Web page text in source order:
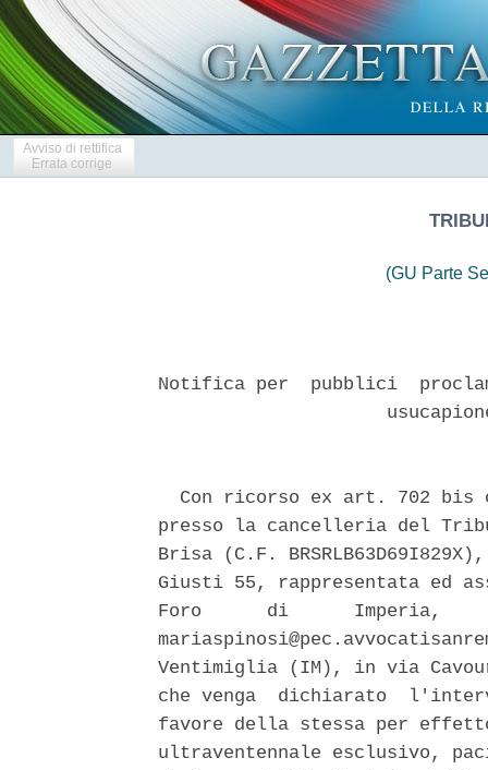
Avviso di rettifica
Errata corrige
(GU Parte
Notifica per  pubblici
Con ricorso ex art. 702 bis
presso la cancelleria del
Brisa (C.F.
Giusti 55, rappresentata ed
Foro      di      Imperia,
Ventimiglia (IM), in via
che venga  dichiarato
favore della stessa per
ultraventennale esclusivo,